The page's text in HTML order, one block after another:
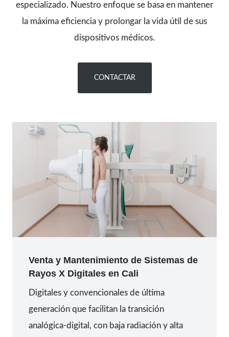
especializado. Nuestro enfoque se basa en mantener
la máxima eficiencia y prolongar la vida útil de sus
dispositivos médicos.
CONTACTAR
Venta y Mantenimiento de Sistemas de
Rayos X Digitales en Cali
Digitales y convencionales de última
generación que facilitan la transición
analógica-digital, con baja radiación y alta